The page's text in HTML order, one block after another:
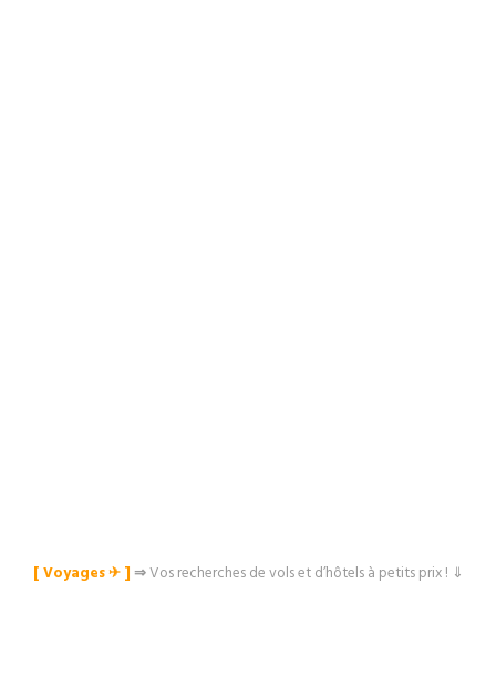
[ Voyages ✈︎ ]⇒Vos recherches de vols et d’hôtels à petits prix ! ⇓